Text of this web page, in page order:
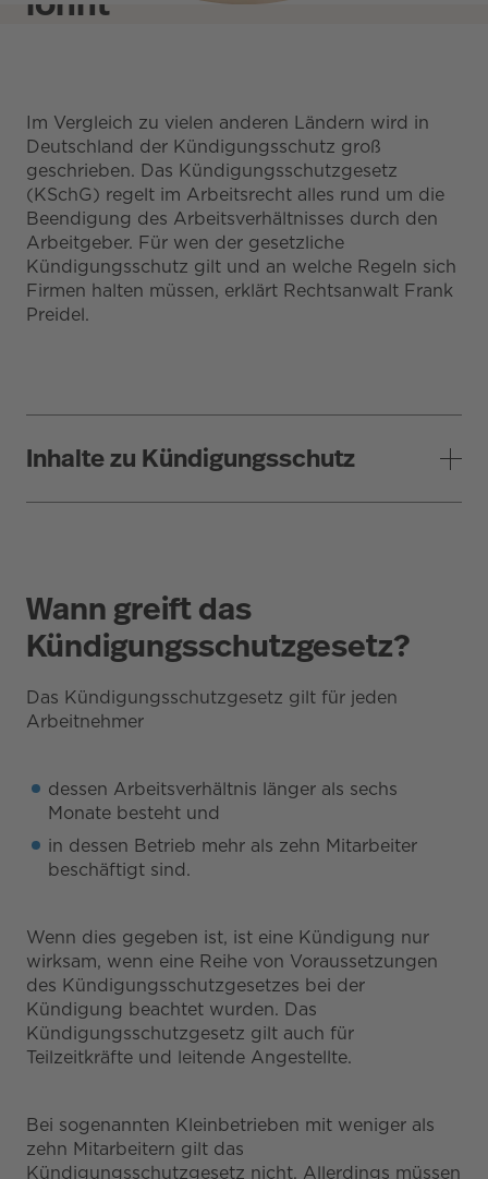
Im Vergleich zu vielen anderen Ländern wird in
Deutschland der Kündigungsschutz groß
geschrieben. Das Kündigungsschutzgesetz
(KSchG) regelt im Arbeitsrecht alles rund um die
Beendigung des Arbeitsverhältnisses durch den
Arbeitgeber. Für wen der gesetzliche
Kündigungsschutz gilt und an welche Regeln sich
Firmen halten müssen, erklärt Rechtsanwalt Frank
Preidel.
Inhalte zu Kündigungsschutz
Wann greift das
Kündigungsschutzgesetz?
Das Kündigungsschutzgesetz gilt für jeden
Arbeitnehmer
dessen Arbeitsverhältnis länger als sechs
Monate besteht und
in dessen Betrieb mehr als zehn Mitarbeiter
beschäftigt sind.
Wenn dies gegeben ist, ist eine Kündigung nur
wirksam, wenn eine Reihe von Voraussetzungen
des Kündigungsschutzgesetzes bei der
Kündigung beachtet wurden. Das
Kündigungsschutzgesetz gilt auch für
Teilzeitkräfte und leitende Angestellte.
Bei sogenannten Kleinbetrieben mit weniger als
zehn Mitarbeitern gilt das
Kündigungsschutzgesetz nicht. Allerdings müssen